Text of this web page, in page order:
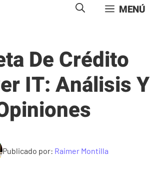
MENÚ
De Crédito
IT: Análisis Y
Publicado por: Raimer Montilla